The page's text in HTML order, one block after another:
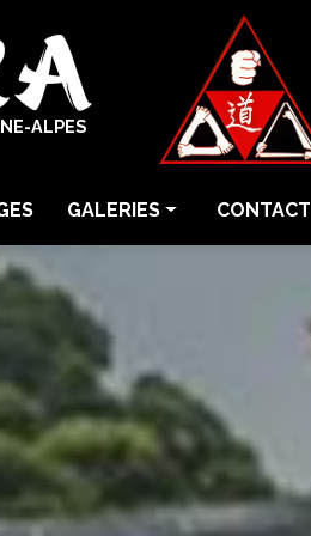
ALPES
GALERIES
Vidéos
CONTACT